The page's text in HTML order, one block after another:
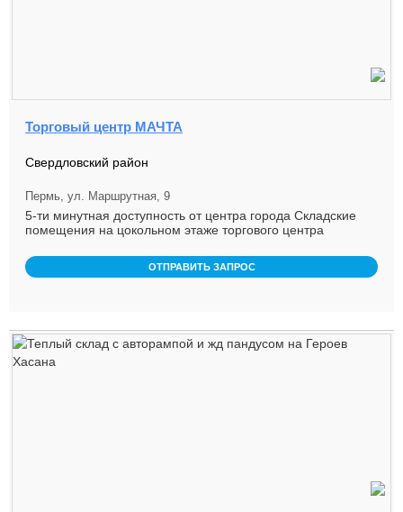
Торговый центр МАЧТА
Свердловский район
Пермь, ул. Маршрутная, 9
5-ти минутная доступность от центра города Складские
помещения на цокольном этаже торгового центра
ОТПРАВИТЬ ЗАПРОС